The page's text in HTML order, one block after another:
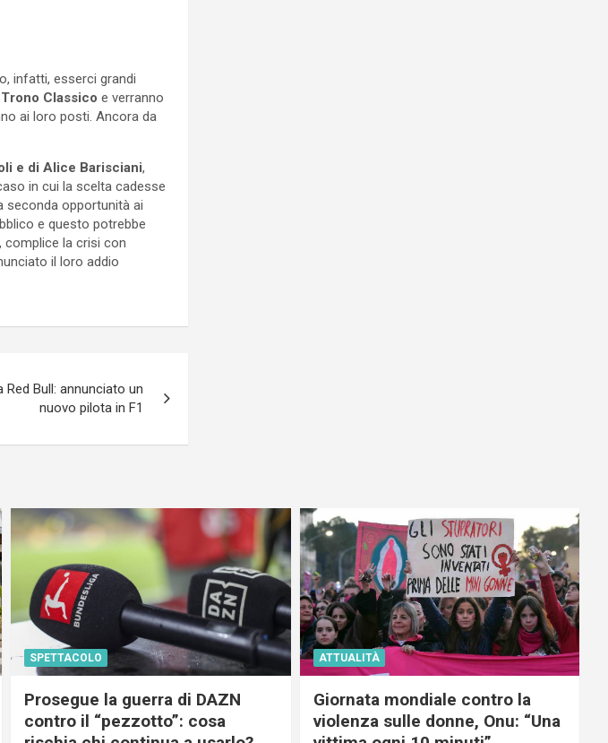
infatti, esserci grandi
Classico e verranno
ai loro posti. Ancora da
e di Alice Barisciani,
in cui la scelta cadesse
seconda opportunità ai
e questo potrebbe
, complice la crisi con
il loro addio
Bull: annunciato un
nuovo pilota in F1
SPETTACOLO
Prosegue la guerra di DAZN
contro il “pezzotto”: cosa
ATTUALITÀ
Giornata mondiale contro la
violenza sulle donne, Onu: “Una